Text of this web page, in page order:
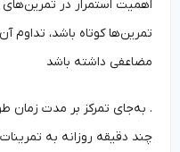
اهمیت استمرار در تمرین‌های
تمرین‌ها کوتاه باشد، تداوم
مضاعفی داشته باشد
. به‌جای تمرکز بر مدت زمان
چند دقیقه روزانه به تمرینات